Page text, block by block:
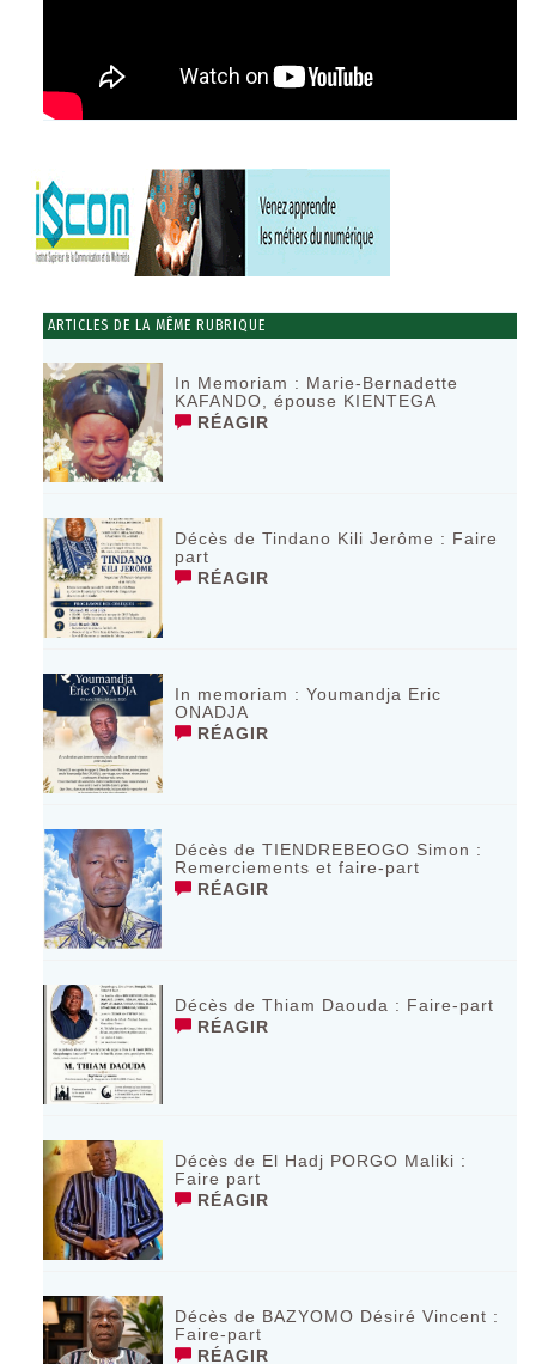
ARTICLES DE LA MÊME RUBRIQUE
In Memoriam : Marie-Bernadette
KAFANDO, épouse KIENTEGA
RÉAGIR
Décès de Tindano Kili Jerôme : Faire
part
RÉAGIR
In memoriam : Youmandja Eric
ONADJA
RÉAGIR
Décès de TIENDREBEOGO Simon :
Remerciements et faire-part
RÉAGIR
Décès de Thiam Daouda : Faire-part
RÉAGIR
Décès de El Hadj PORGO Maliki :
Faire part
RÉAGIR
Décès de BAZYOMO Désiré Vincent :
Faire-part
RÉAGIR